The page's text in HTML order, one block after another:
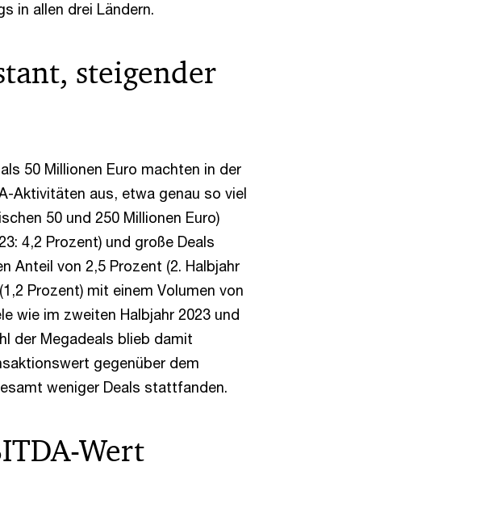
in allen drei Ländern.
steigender
50 Millionen Euro machten in der
Aktivitäten aus, etwa genau so viel
50 und 250 Millionen Euro)
4,2 Prozent) und große Deals
Anteil von 2,5 Prozent (2. Halbjahr
Prozent) mit einem Volumen von
wie im zweiten Halbjahr 2023 und
der Megadeals blieb damit
gegenüber dem
weniger Deals stattfanden.
Wert